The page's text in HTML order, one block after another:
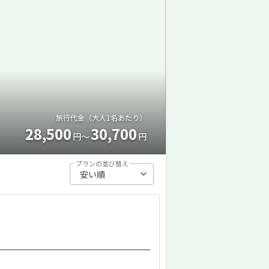
旅行代金（大人1名あたり）
28,500円～30,700円
プランの並び替え